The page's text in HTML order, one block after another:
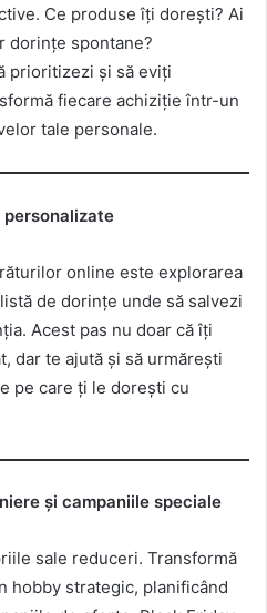
Ce produse îți dorești? Ai
dorințe spontane?
prioritizezi și să eviți
fiecare achiziție într-un
tale personale.
personalizate
online este explorarea
de dorințe unde să salvezi
Acest pas nu doar că îți
dar te ajută și să urmărești
pe care ți le dorești cu
și campaniile speciale
sale reduceri. Transformă
hobby strategic, planificând